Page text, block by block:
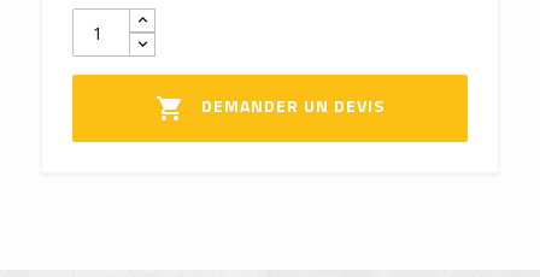
 DEMANDER UN DEVIS